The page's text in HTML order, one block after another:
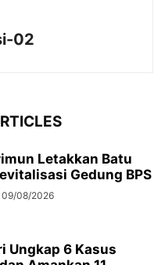
02
Letakkan Batu
Gedung BPS
09/08/2026
Ungkap 6 Kasus